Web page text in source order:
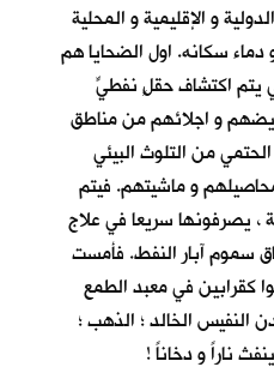
و الإقليمية و المحلية
سكانه. اول الضحايا هم
يتم اكتشاف حقلٍ نفطيٍّ
و اجلائهم من مناطق
من التلوث البيئي
و ماشيتهم. فيتم
، يصرفونها سريعا في علاج
سموم آبار النفط. فأمست
كقرابين في معبد الطمع
النفيس الخالد ؛ الذهب ؛
ناراً و دخاناً !